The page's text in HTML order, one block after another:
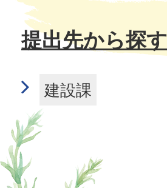
提出先から探す
建設課